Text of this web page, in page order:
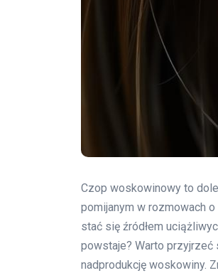
Czop woskowinowy to
pomijanym w rozmowach
stać się źródłem
powstaje? Warto przyjrzeć
nadprodukcję woskowiny.